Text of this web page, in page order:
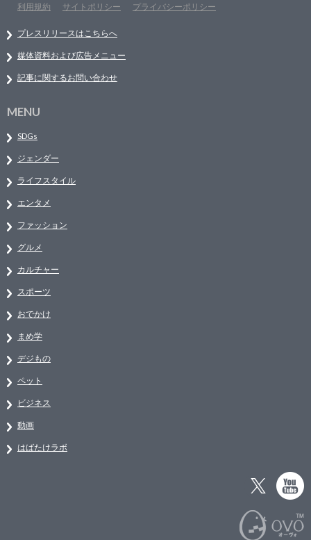
利用規約
サイトポリシー プライバシーポリシー
プレスリリースはこちらへ
媒体資料および広告メニュー
記事に関するお問い合わせ
MENU
SDGs
ジェンダー
ライフスタイル
エンタメ
ファッション
グルメ
カルチャー
スポーツ
おでかけ
まめ学
デジもの
ペット
ビジネス
動画
はばたけラボ